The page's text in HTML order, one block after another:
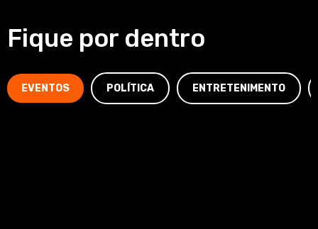
Fique por dentro
EVENTOS POLÍTICA ENTRETENIMENTO